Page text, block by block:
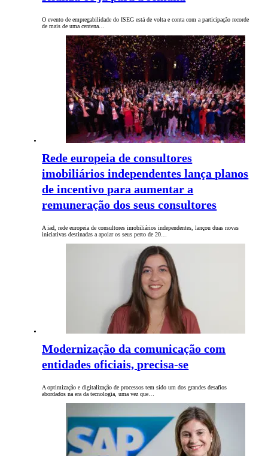
O evento de empregabilidade do ISEG está de volta e conta com a participação recorde
de mais de uma centena…
Rede europeia de consultores
imobiliários independentes lança planos
de incentivo para aumentar a
remuneração dos seus consultores
A iad, rede europeia de consultores imobiliários independentes, lançou duas novas
iniciativas destinadas a apoiar os seus perto de 20…
Modernização da comunicação com
entidades oficiais, precisa-se
A optimização e digitalização de processos tem sido um dos grandes desafios
abordados na era da tecnologia, uma vez que…